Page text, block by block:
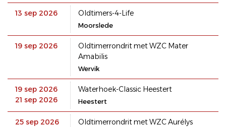
13 sep 2026 Oldtimers-4-Life
Moorslede
19 sep 2026
Oldtimerrondrit met WZC Mater
Amabilis
Wervik
19 sep 2026
21 sep 2026
Waterhoek-Classic Heestert
Heestert
25 sep 2026 Oldtimerrondrit met WZC Aurélys